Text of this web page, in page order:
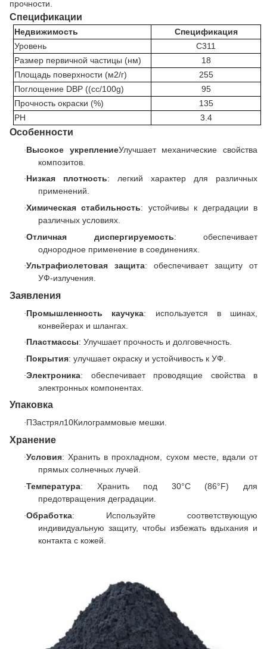
прочности.
Спецификации
Недвижимость
Спецификация
Уровень
С311
Размер первичной частицы (нм)
18
Площадь поверхности (м2/г)
255
Поглощение DBP ((cc/100g)
95
Прочность окраски (%)
135
PH
3.4
Особенности
·Высокое укреплениеУлучшает механические свойства
композитов.
·Низкая плотность: легкий характер для различных
применений.
·Химическая стабильность: устойчивы к деградации в
различных условиях.
·Отличная диспергируемость: обеспечивает
однородное применение в соединениях.
·Ультрафиолетовая защита: обеспечивает защиту от
УФ-излучения.
Заявления
·Промышленность каучука: используется в шинах,
конвейерах и шлангах.
·Пластмассы: Улучшает прочность и долговечность.
·Покрытия: улучшает окраску и устойчивость к УФ.
·Электроника: обеспечивает проводящие свойства в
электронных компонентах.
Упаковка
·ПЗастрял10Килограммовые мешки.
Хранение
·Условия: Хранить в прохладном, сухом месте, вдали от
прямых солнечных лучей.
·Температура: Хранить под 30°C (86°F) для
предотвращения деградации.
·Обработка: Используйте соответствующую
индивидуальную защиту, чтобы избежать вдыхания и
контакта с кожей.